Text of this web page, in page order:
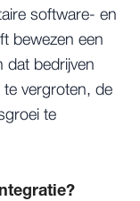
software- en
bewezen een
dat bedrijven
vergroten, de
te